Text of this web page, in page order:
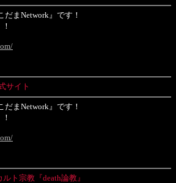
だまNetwork』です！
サイト
だまNetwork』です！
ト宗教『death論教』